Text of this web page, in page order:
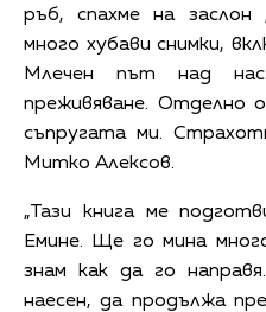
ръб, спахме на заслон
много хубави снимки,
Млечен път над
преживяване. Отделно
съпругата ми.
Митко Алексов.
„Тази книга ме
Емине. Ще го мина
знам как да го
наесен, да продължа